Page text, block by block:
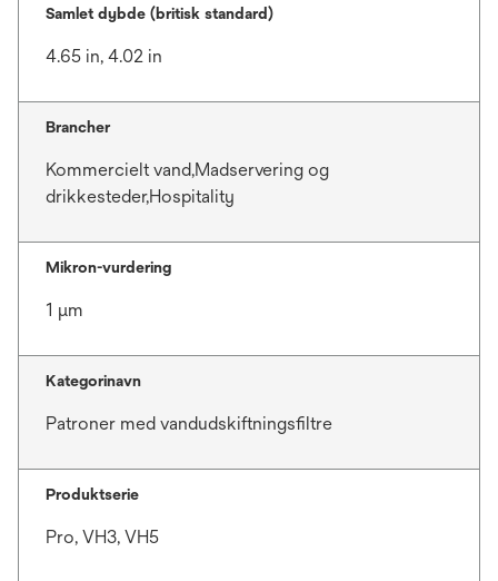
Samlet dybde (britisk standard)
4.65 in, 4.02 in
Brancher
Kommercielt vand,Madservering og
drikkesteder,Hospitality
Mikron-vurdering
1 μm
Kategorinavn
Patroner med vandudskiftningsfiltre
Produktserie
Pro, VH3, VH5